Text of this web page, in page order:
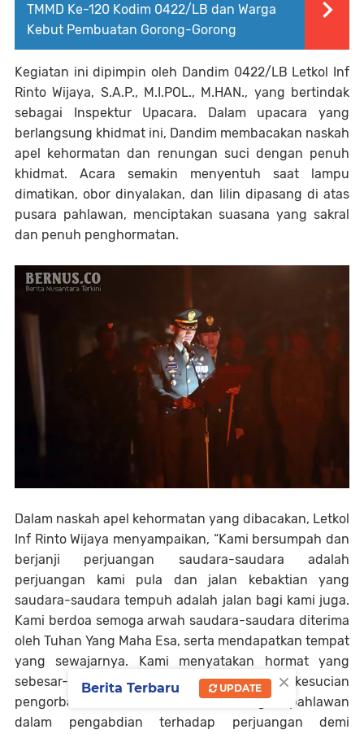
TMMD Ke-120 Kodim 0422/LB dan Warga
Kebut Pembuatan Gorong-Gorong
Kegiatan ini dipimpin oleh Dandim 0422/LB Letkol Inf
Rinto Wijaya, S.A.P., M.I.POL., M.HAN., yang bertindak
sebagai Inspektur Upacara. Dalam upacara yang
berlangsung khidmat ini, Dandim membacakan naskah
apel kehormatan dan renungan suci dengan penuh
khidmat. Acara semakin menyentuh saat lampu
dimatikan, obor dinyalakan, dan lilin dipasang di atas
pusara pahlawan, menciptakan suasana yang sakral
dan penuh penghormatan.
Dalam naskah apel kehormatan yang dibacakan, Letkol
Inf Rinto Wijaya menyampaikan, “Kami bersumpah dan
berjanji perjuangan saudara-saudara adalah
perjuangan kami pula dan jalan kebaktian yang
saudara-saudara tempuh adalah jalan bagi kami juga.
Kami berdoa semoga arwah saudara-saudara diterima
oleh Tuhan Yang Maha Esa, serta mendapatkan tempat
yang sewajarnya. Kami menyatakan hormat yang
sebesar-besarnya atas keikhlasan dan kesucian
pengorbanan saudara-saudara sebagai pahlawan
dalam pengabdian terhadap perjuangan demi
×
Berita Terbaru UPDATE